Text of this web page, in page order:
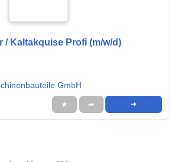
/ Kaltakquise Profi (m/w/d)
GmbH
★ ➦ ➜